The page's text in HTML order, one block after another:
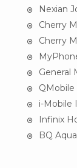
Nexian
Cherry
Cherry
General
QMobile
i-Mobile
Infinix
BQ